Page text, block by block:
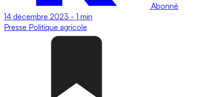
Abonné
14 décembre 2023 - 1 min
Presse Politique agricole